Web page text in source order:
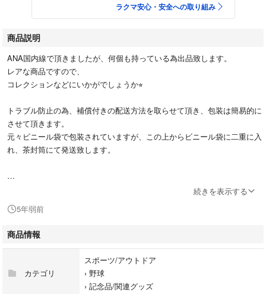
ラクマ安心・安全への取り組み
商品説明
ANA国内線で頂きましたが、何個も持っている為出品致します。
レアな商品ですので、
コレクションなどにいかがでしょうか⭐︎
トラブル防止の為、補償付きの配送方法を取らせて頂き、包装は簡易的に
させて頂きます。
元々ビニール袋で包装されていますが、この上からビニール袋に二重に入
れ、茶封筒にて発送致します。
その他ご質問ありましたら、コメント欄からお願いします(^^)続きを表示する
5年弱前
商品情報
カテゴリ
スポーツ/アウトドア
› 野球
› 記念品/関連グッズ